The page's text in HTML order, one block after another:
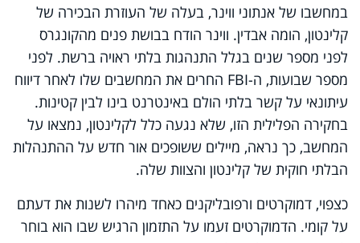
במחשבו של אנתוני ווינר, בעלה של העוזרת הבכירה של
קלינטון, הומה אבדין. ווינר הודח בבושת פנים מהקונגרס
לפני מספר שנים בגלל התנהגות בלתי ראויה ברשת. לפני
מספר שבועות, ה-FBI החרים את המחשבים שלו לאחר דיווח
עיתונאי על קשר בלתי הולם באינטרנט בינו לבין קטינות.
בחקירה הפלילית הזו, שלא נגעה כלל לקלינטון, נמצאו על
המחשב, כך נראה, מיילים ששופכים אור חדש על ההתנהלות
הבלתי חוקית של קלינטון והצוות שלה.
כצפוי, דמוקרטים ורפובליקנים כאחד מיהרו לשנות את דעתם
על קומי. הדמוקרטים זעמו על התזמון הרגיש שבו הוא בוחר